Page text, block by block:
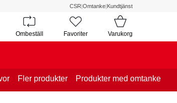
CSR|Omtanke|Kundtjänst
Ombeställ Favoriter Varukorg
Fler produkter Produkter med omtanke